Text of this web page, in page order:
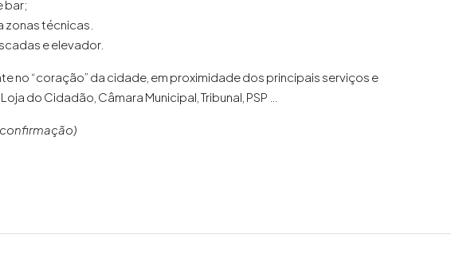
bar;
zonas técnicas.
e elevador.
no “coração” da cidade, em proximidade dos principais serviços e
do Cidadão, Câmara Municipal, Tribunal, PSP …